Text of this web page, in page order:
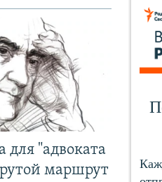
для "адвоката
маршрут